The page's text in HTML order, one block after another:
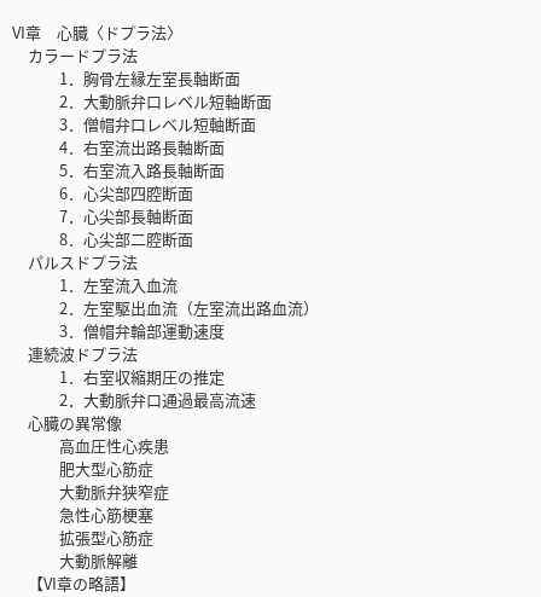
VI章 心臓〈ドプラ法〉
カラードプラ法
1．胸骨左縁左室長軸断面
2．大動脈弁口レベル短軸断面
3．僧帽弁口レベル短軸断面
4．右室流出路長軸断面
5．右室流入路長軸断面
6．心尖部四腔断面
7．心尖部長軸断面
8．心尖部二腔断面
パルスドプラ法
1．左室流入血流
2．左室駆出血流（左室流出路血流）
3．僧帽弁輪部運動速度
連続波ドプラ法
1．右室収縮期圧の推定
2．大動脈弁口通過最高流速
心臓の異常像
高血圧性心疾患
肥大型心筋症
大動脈弁狭窄症
急性心筋梗塞
拡張型心筋症
大動脈解離
【VI章の略語】